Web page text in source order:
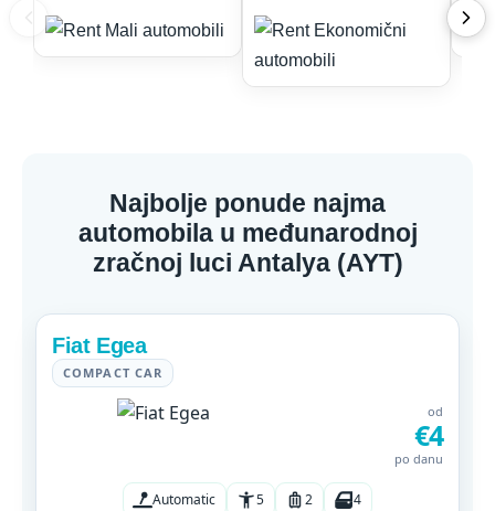
Najbolje ponude najma
automobila u međunarodnoj
zračnoj luci Antalya (AYT)
Fiat Egea
COMPACT CAR
od
€4
po danu
Automatic 5 2 4